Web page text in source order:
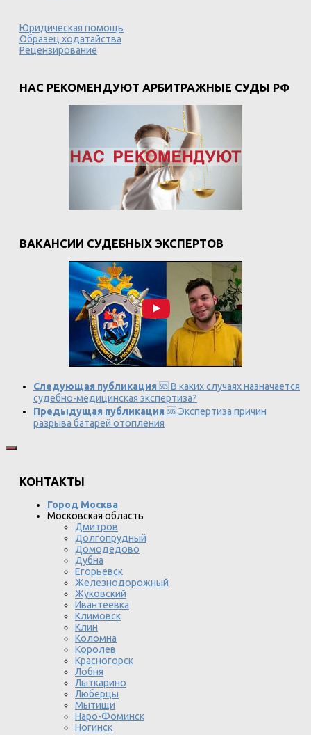
Юридическая помощь
Образец ходатайства
Рецензирование
НАС РЕКОМЕНДУЮТ АРБИТРАЖНЫЕ СУДЫ РФ
ВАКАНСИИ СУДЕБНЫХ ЭКСПЕРТОВ
Следующая публикация 🆘 В каких случаях назначается
судебно-медицинская экспертиза?
Предыдущая публикация 🆘 Экспертиза причин
разрыва батарей отопления
КОНТАКТЫ
Город Москва
Московская область
Дмитров
Долгопрудный
Домодедово
Дубна
Егорьевск
Железнодорожный
Жуковский
Ивантеевка
Климовск
Клин
Коломна
Королев
Красногорск
Лобня
Лыткарино
Люберцы
Мытищи
Наро-Фоминск
Ногинск